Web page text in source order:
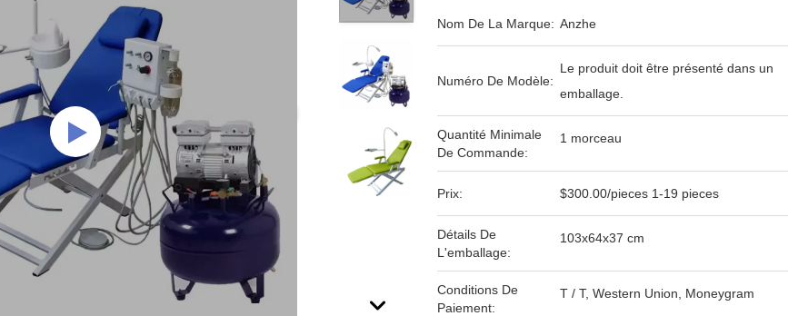
Nom De La Marque: Anzhe
Numéro De Modèle:
Le produit doit être présenté dans un
emballage.
Quantité Minimale
De Commande:
1 morceau
Prix: $300.00/pieces 1-19 pieces
Détails De
L'emballage:
103x64x37 cm
Conditions De
Paiement:
T / T, Western Union, Moneygram